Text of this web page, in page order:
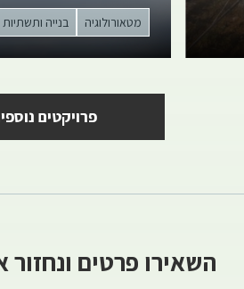
מטאורולוגיה בנייה ותשתיות
פרויקטים
השאירו פרטים